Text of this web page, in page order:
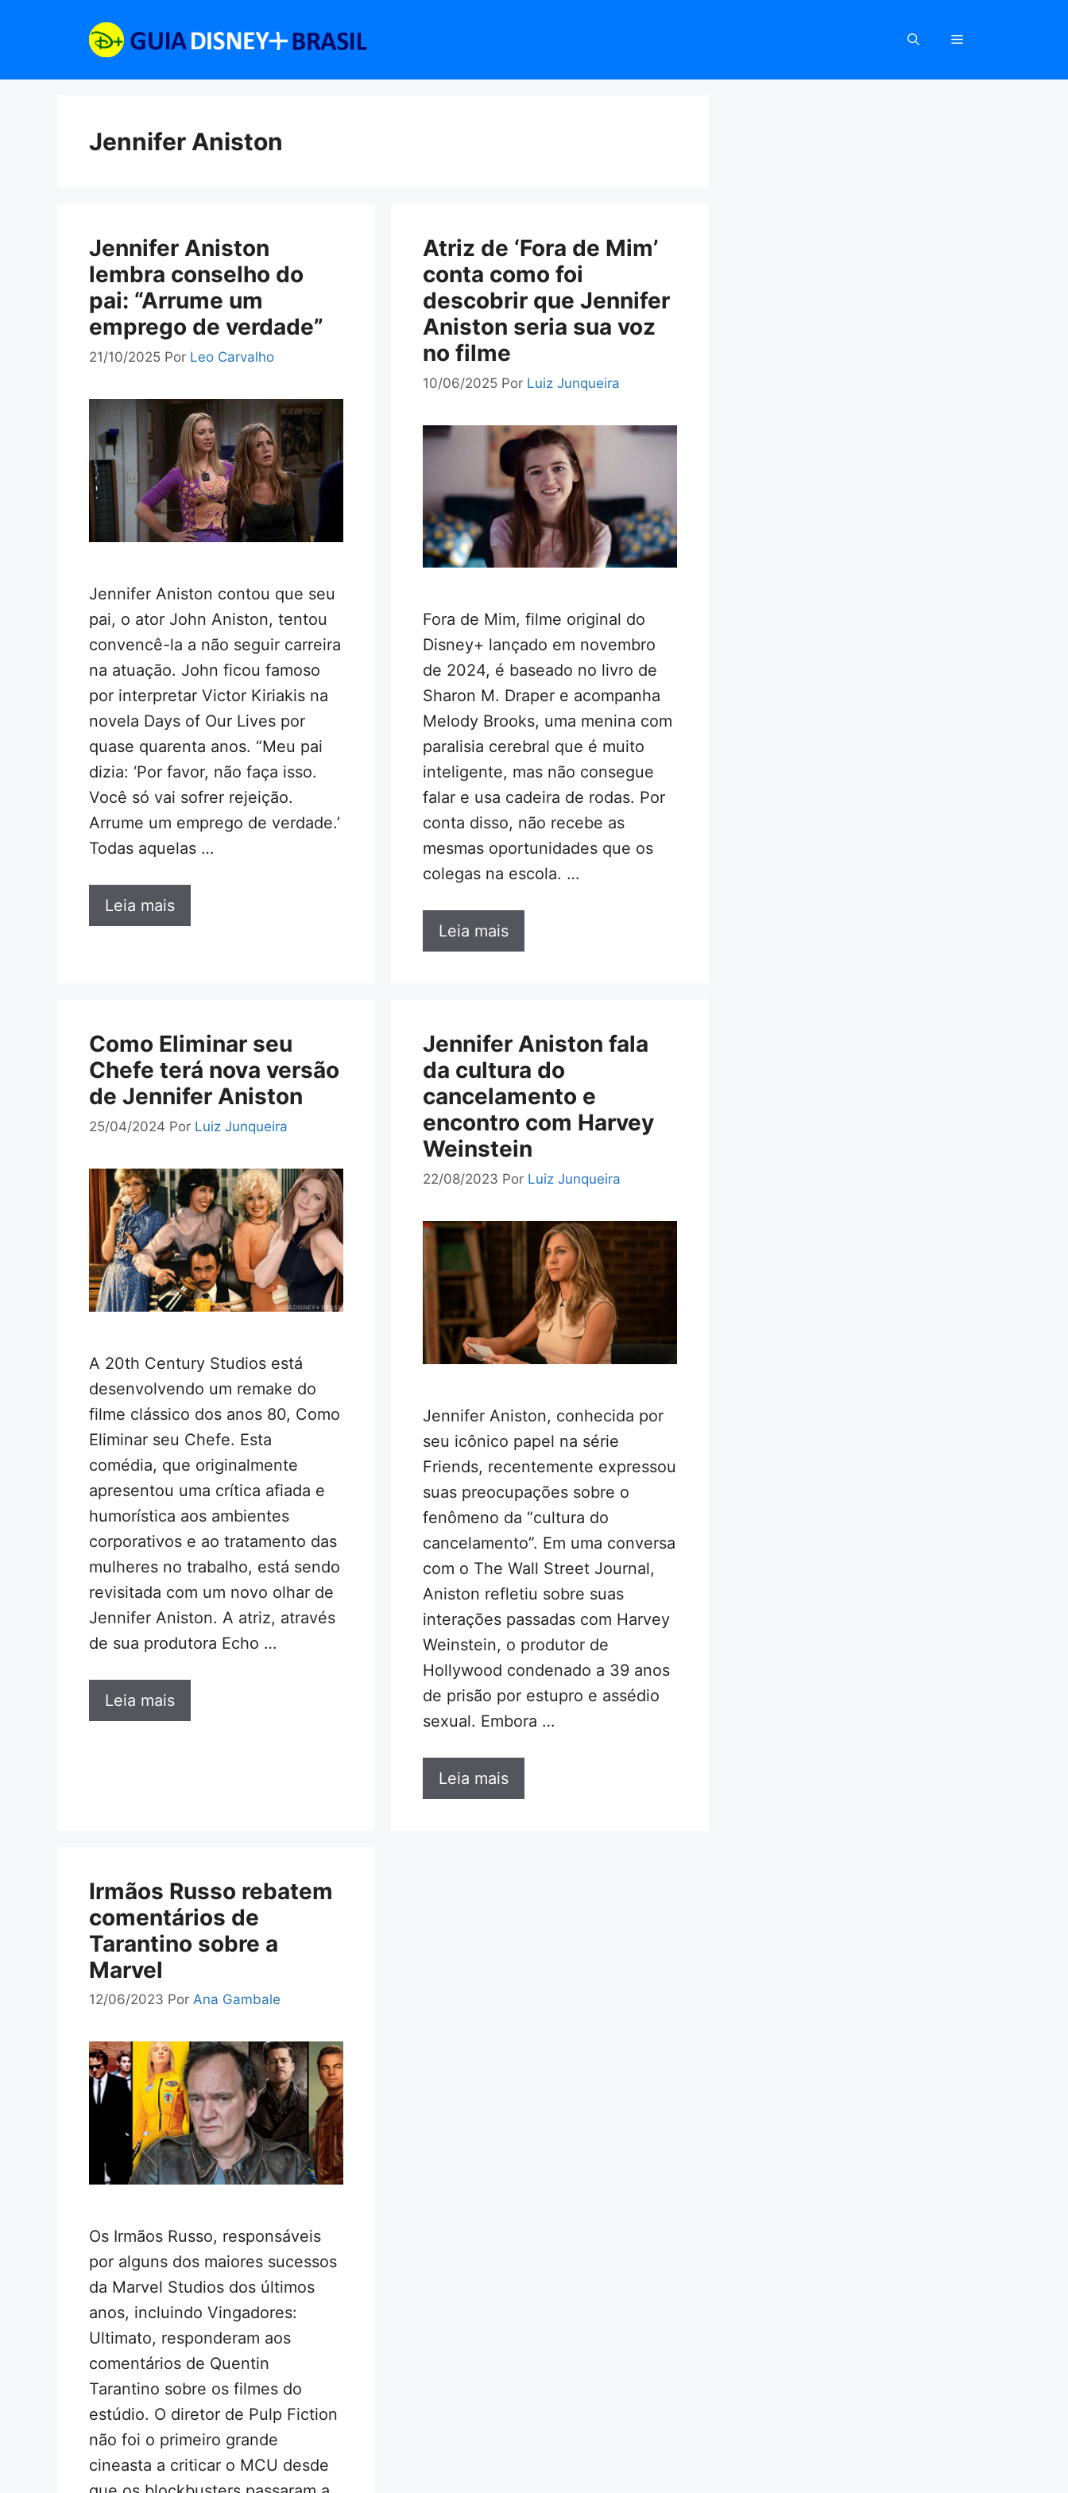
Jennifer Aniston
Jennifer Aniston
lembra conselho do
pai: “Arrume um
emprego de verdade”
21/10/2025 Por Leo Carvalho
Jennifer Aniston contou que seu
pai, o ator John Aniston, tentou
convencê-la a não seguir carreira
na atuação. John ficou famoso
por interpretar Victor Kiriakis na
novela Days of Our Lives por
quase quarenta anos. “Meu pai
dizia: ‘Por favor, não faça isso.
Você só vai sofrer rejeição.
Arrume um emprego de verdade.’
Todas aquelas …
Leia mais
Atriz de ‘Fora de Mim’
conta como foi
descobrir que Jennifer
Aniston seria sua voz
no filme
10/06/2025 Por Luiz Junqueira
Fora de Mim, filme original do
Disney+ lançado em novembro
de 2024, é baseado no livro de
Sharon M. Draper e acompanha
Melody Brooks, uma menina com
paralisia cerebral que é muito
inteligente, mas não consegue
falar e usa cadeira de rodas. Por
conta disso, não recebe as
mesmas oportunidades que os
colegas na escola. …
Leia mais
Como Eliminar seu
Chefe terá nova versão
de Jennifer Aniston
25/04/2024 Por Luiz Junqueira
A 20th Century Studios está
desenvolvendo um remake do
filme clássico dos anos 80, Como
Eliminar seu Chefe. Esta
comédia, que originalmente
apresentou uma crítica afiada e
humorística aos ambientes
corporativos e ao tratamento das
mulheres no trabalho, está sendo
revisitada com um novo olhar de
Jennifer Aniston. A atriz, através
de sua produtora Echo …
Leia mais
Jennifer Aniston fala
da cultura do
cancelamento e
encontro com Harvey
Weinstein
22/08/2023 Por Luiz Junqueira
Jennifer Aniston, conhecida por
seu icônico papel na série
Friends, recentemente expressou
suas preocupações sobre o
fenômeno da “cultura do
cancelamento”. Em uma conversa
com o The Wall Street Journal,
Aniston refletiu sobre suas
interações passadas com Harvey
Weinstein, o produtor de
Hollywood condenado a 39 anos
de prisão por estupro e assédio
sexual. Embora …
Leia mais
Irmãos Russo rebatem
comentários de
Tarantino sobre a
Marvel
12/06/2023 Por Ana Gambale
Os Irmãos Russo, responsáveis
por alguns dos maiores sucessos
da Marvel Studios dos últimos
anos, incluindo Vingadores:
Ultimato, responderam aos
comentários de Quentin
Tarantino sobre os filmes do
estúdio. O diretor de Pulp Fiction
não foi o primeiro grande
cineasta a criticar o MCU desde